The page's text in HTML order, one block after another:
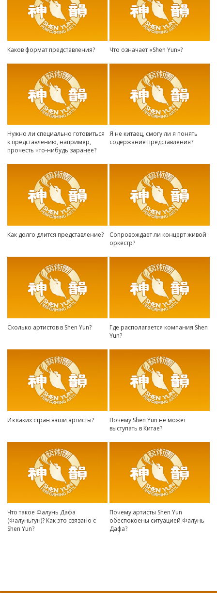
Каков формат представления? Что означает «Shen Yun»?
Нужно ли специально готовиться
к представлению, например,
прочесть что-нибудь заранее?
Я не китаец, смогу ли я понять
содержание представления?
Как долго длится представление?
Сопровождает ли концерт живой
оркестр?
Сколько артистов в Shen Yun?
Где располагается компания Shen
Yun?
Из каких стран ваши артисты?
Почему Shen Yun не может
выступать в Китае?
Что такое Фалунь Дафа
(Фалуньгун)? Как это связано с
Shen Yun?
Почему артисты Shen Yun
обеспокоены ситуацией Фалунь
Дафа?